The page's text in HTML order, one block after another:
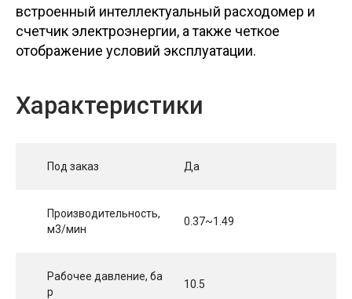
встроенный интеллектуальный расходомер и
счетчик электроэнергии, а также четкое
отображение условий эксплуатации.
Характеристики
Под заказ Да
Производительность,
м3/мин
0.37~1.49
Рабочее давление, ба
р
10.5